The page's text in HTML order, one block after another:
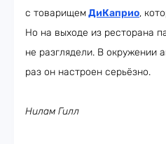
с товарищемДиКаприо,
Но на выходе из ресторана
не разглядели. В окружении
раз он настроен серьёзно.
Нилам Гилл